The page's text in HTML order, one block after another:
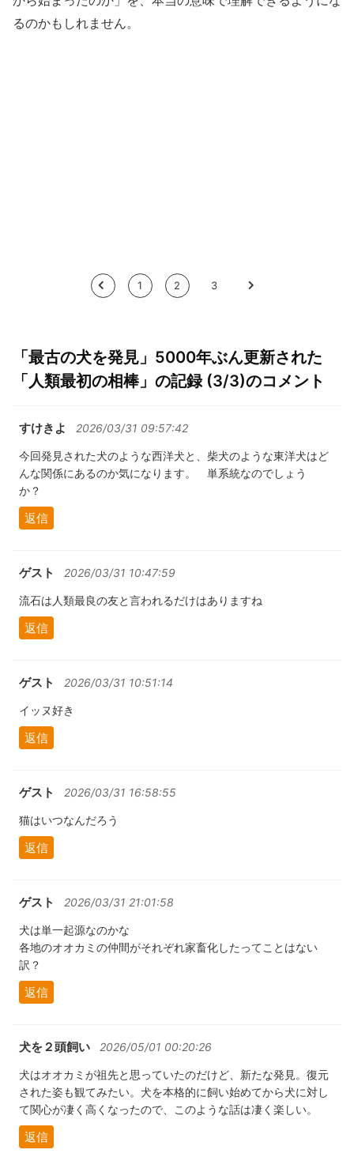
るのかもしれません。
< 1 2 3 >
「最古の犬を発見」5000年ぶん更新された
「人類最初の相棒」の記録 (3/3)のコメント
すけきよ 2026/03/31 09:57:42
今回発見された犬のような西洋犬と、柴犬のような東洋犬はど
んな関係にあるのか気になります。 単系統なのでしょう
か？
返信
ゲスト 2026/03/31 10:47:59
流石は人類最良の友と言われるだけはありますね
返信
ゲスト 2026/03/31 10:51:14
イッヌ好き
返信
ゲスト 2026/03/31 16:58:55
猫はいつなんだろう
返信
ゲスト 2026/03/31 21:01:58
犬は単一起源なのかな
各地のオオカミの仲間がそれぞれ家畜化したってことはない
訳？
返信
犬を２頭飼い 2026/05/01 00:20:26
犬はオオカミが祖先と思っていたのだけど、新たな発見。復元
された姿も観てみたい。犬を本格的に飼い始めてから犬に対し
て関心が凄く高くなったので、このような話は凄く楽しい。
返信